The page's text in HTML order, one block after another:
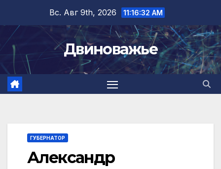
содержимому
Вс. Авг 9th, 2026 11:16:32 AM
Двиноважье
ГУБЕРНАТОР
Александр